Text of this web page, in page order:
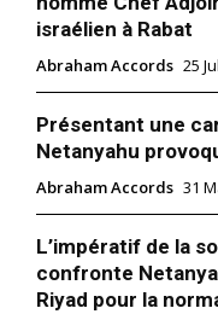
israélien à Rabat
Abraham Accords 25
Présentant une
Netanyahu
Abraham Accords 31
L’impératif de la
confronte
Riyad pour la